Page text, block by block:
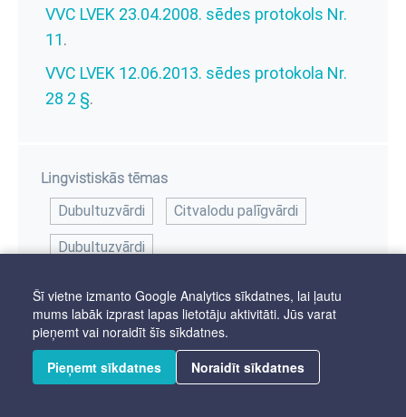
VVC LVEK 23.04.2008. sēdes protokols Nr.
11.
VVC LVEK 12.06.2013. sēdes protokola Nr.
28 2 §.
Lingvistiskās tēmas
Dubultuzvārdi Citvalodu palīgvārdi
Dubultuzvārdi
Šī vietne izmanto Google Analytics sīkdatnes, lai ļautu
mums labāk izprast lapas lietotāju aktivitāti. Jūs varat
pieņemt vai noraidīt šīs sīkdatnes.
Pieņemt sīkdatnes
Noraidīt sīkdatnes